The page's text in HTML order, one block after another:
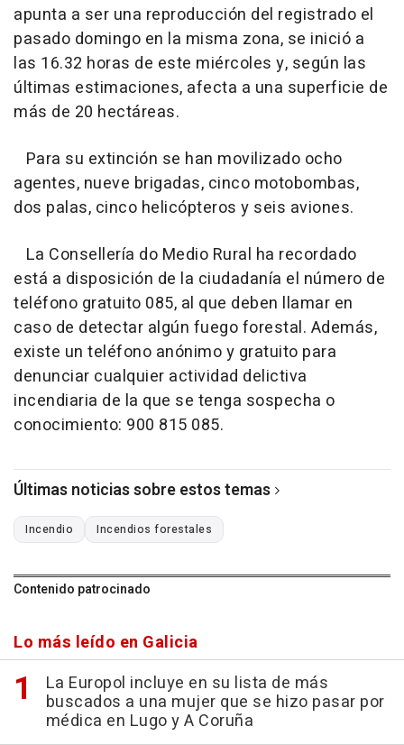
apunta a ser una reproducción del registrado el
pasado domingo en la misma zona, se inició a
las 16.32 horas de este miércoles y, según las
últimas estimaciones, afecta a una superficie de
más de 20 hectáreas.
Para su extinción se han movilizado ocho
agentes, nueve brigadas, cinco motobombas,
dos palas, cinco helicópteros y seis aviones.
La Consellería do Medio Rural ha recordado
está a disposición de la ciudadanía el número de
teléfono gratuito 085, al que deben llamar en
caso de detectar algún fuego forestal. Además,
existe un teléfono anónimo y gratuito para
denunciar cualquier actividad delictiva
incendiaria de la que se tenga sospecha o
conocimiento: 900 815 085.
Últimas noticias sobre estos temas
Incendio Incendios forestales
Contenido patrocinado
Lo más leído en Galicia
La Europol incluye en su lista de más
buscados a una mujer que se hizo pasar por
médica en Lugo y A Coruña